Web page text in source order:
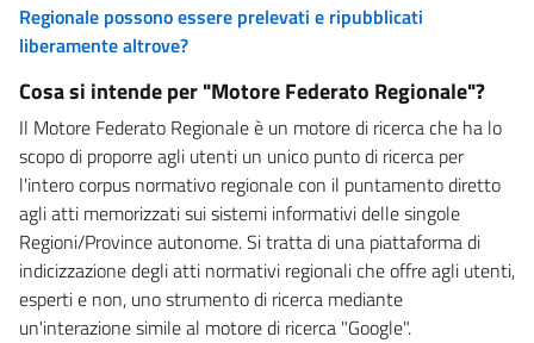
Regionale possono essere prelevati e ripubblicati
liberamente altrove?
Cosa si intende per "Motore Federato Regionale"?
Il Motore Federato Regionale è un motore di ricerca che ha lo
scopo di proporre agli utenti un unico punto di ricerca per
l'intero corpus normativo regionale con il puntamento diretto
agli atti memorizzati sui sistemi informativi delle singole
Regioni/Province autonome. Si tratta di una piattaforma di
indicizzazione degli atti normativi regionali che offre agli utenti,
esperti e non, uno strumento di ricerca mediante
un'interazione simile al motore di ricerca "Google".